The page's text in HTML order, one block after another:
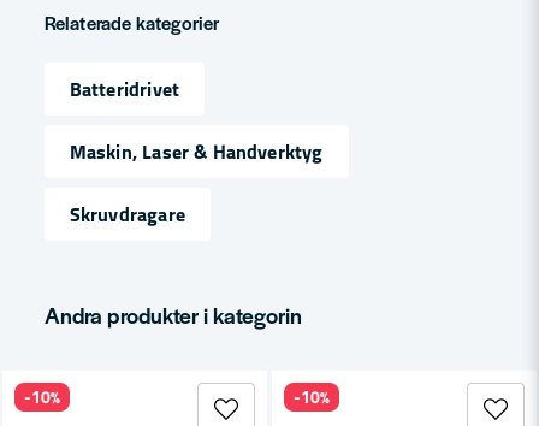
Varumärke
nameNamn
Ingvar
Andreas
Relaterade kategorier
Batteridrivet
Maskin, Laser & Handverktyg
Skruvdragare
Andra produkter i kategorin
-10% -10%